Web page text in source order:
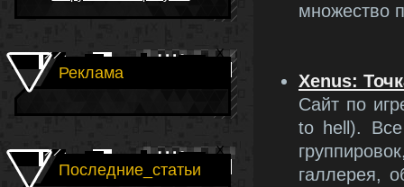
Реклама
Последние_статьи
множество
Xenus:
Cайт по
to hell). Все
галлерея,